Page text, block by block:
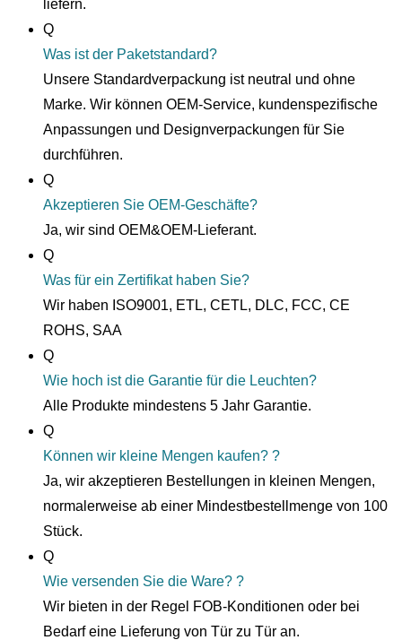
liefern.
Q
Was ist der Paketstandard?
Unsere Standardverpackung ist neutral und ohne
Marke. Wir können OEM-Service, kundenspezifische
Anpassungen und Designverpackungen für Sie
durchführen.
Q
Akzeptieren Sie OEM-Geschäfte?
Ja, wir sind OEM&OEM-Lieferant.
Q
Was für ein Zertifikat haben Sie?
Wir haben ISO9001, ETL, CETL, DLC, FCC, CE
ROHS, SAA
Q
Wie hoch ist die Garantie für die Leuchten?
Alle Produkte mindestens 5 Jahr Garantie.
Q
Können wir kleine Mengen kaufen? ?
Ja, wir akzeptieren Bestellungen in kleinen Mengen,
normalerweise ab einer Mindestbestellmenge von 100
Stück.
Q
Wie versenden Sie die Ware? ?
Wir bieten in der Regel FOB-Konditionen oder bei
Bedarf eine Lieferung von Tür zu Tür an.